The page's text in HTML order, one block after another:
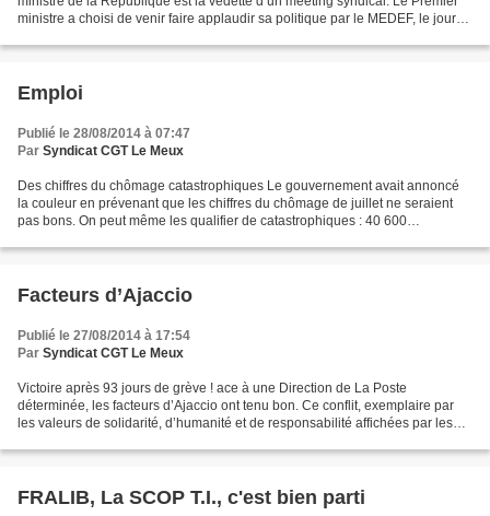
ministre a choisi de venir faire applaudir sa politique par le MEDEF, le jour
Emploi
Publié le 28/08/2014 à 07:47
Par Syndicat CGT Le Meux
Des chiffres du chômage catastrophiques Le gouvernement avait annoncé
la couleur en prévenant que les chiffres du chômage de juillet ne seraient
pas bons. On peut même les qualifier de catastrophiques : 40 600
Facteurs d’Ajaccio
Publié le 27/08/2014 à 17:54
Par Syndicat CGT Le Meux
Victoire après 93 jours de grève ! ace à une Direction de La Poste
déterminée, les facteurs d’Ajaccio ont tenu bon. Ce conflit, exemplaire par
les valeurs de solidarité, d’humanité et de responsabilité affichées par les
FRALIB, La SCOP T.I., c'est bien parti